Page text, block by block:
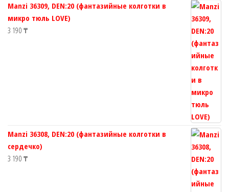
Manzi 36309, DEN:20 (фантазийные колготки в
микро тюль LOVE)
3 190 ₸
Manzi 36308, DEN:20 (фантазийные колготки в
сердечко)
3 190 ₸